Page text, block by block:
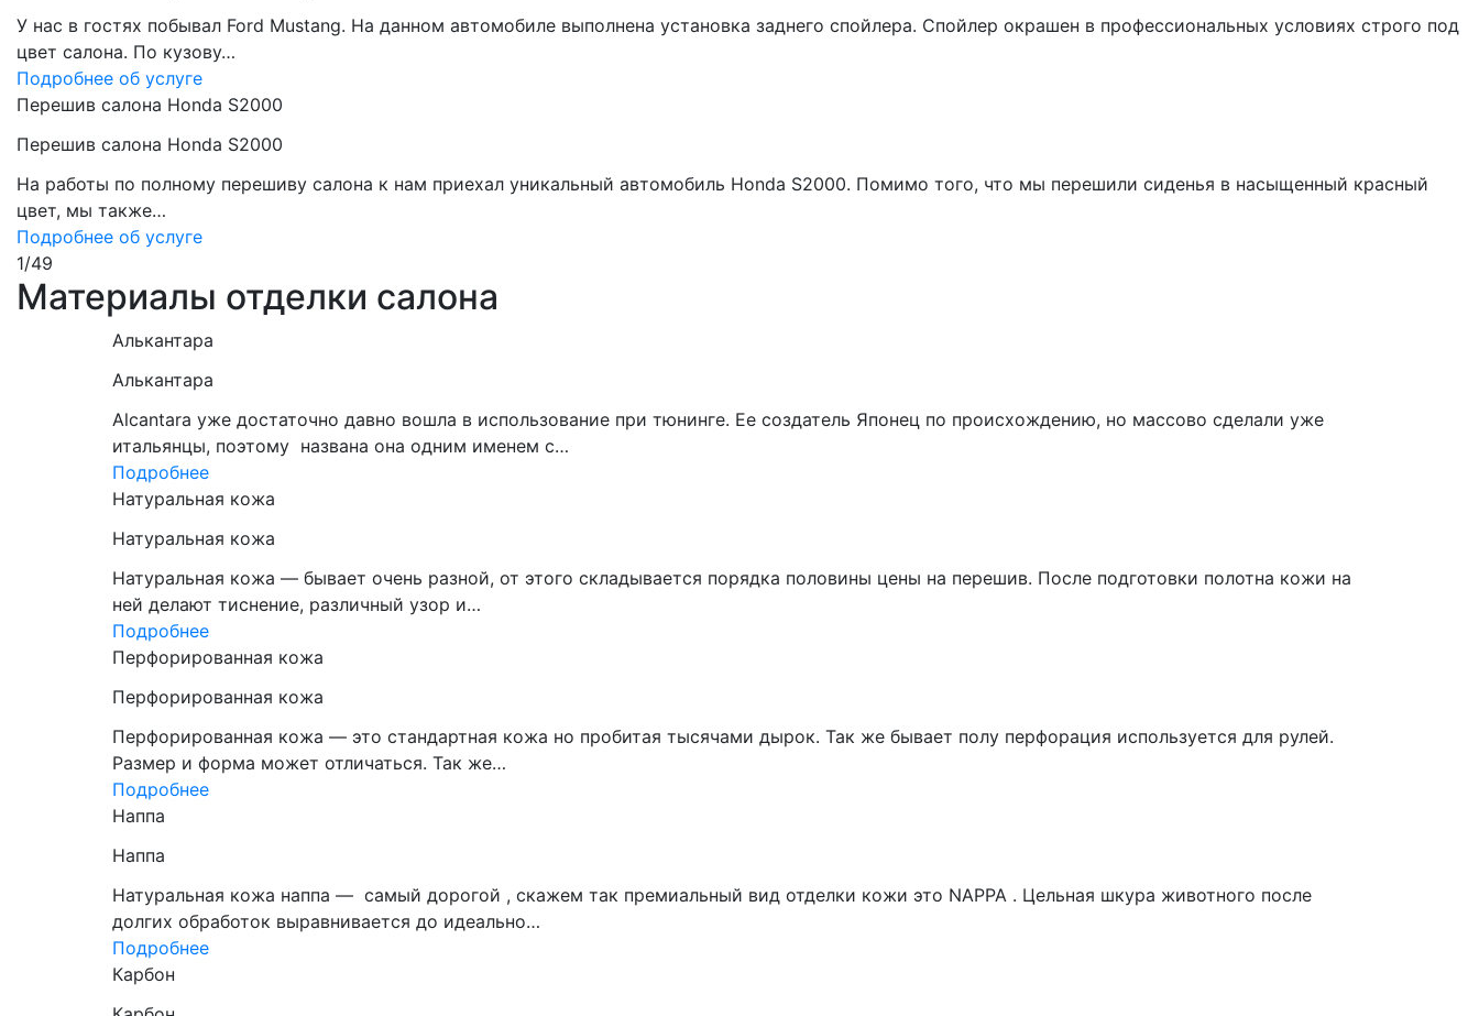
У нас в гостях побывал Ford Mustang. На данном автомобиле выполнена установка заднего спойлера. Спойлер окрашен в профессиональных условиях строго под
цвет салона. По кузову…
Подробнее об услуге
Перешив салона Honda S2000
Перешив салона Honda S2000
На работы по полному перешиву салона к нам приехал уникальный автомобиль Honda S2000. Помимо того, что мы перешили сиденья в насыщенный красный
цвет, мы также…
Подробнее об услуге
1/49
Материалы отделки салона
Алькантара
Алькантара
Alcantara уже достаточно давно вошла в использование при тюнинге. Ее создатель Японец по происхождению, но массово сделали уже
итальянцы, поэтому названа она одним именем с…
Подробнее
Натуральная кожа
Натуральная кожа
Натуральная кожа — бывает очень разной, от этого складывается порядка половины цены на перешив. После подготовки полотна кожи на
ней делают тиснение, различный узор и…
Подробнее
Перфорированная кожа
Перфорированная кожа
Перфорированная кожа — это стандартная кожа но пробитая тысячами дырок. Так же бывает полу перфорация используется для рулей.
Размер и форма может отличаться. Так же…
Подробнее
Наппа
Наппа
Натуральная кожа наппа — самый дорогой , скажем так премиальный вид отделки кожи это NAPPA . Цельная шкура животного после
долгих обработок выравнивается до идеально…
Подробнее
Карбон